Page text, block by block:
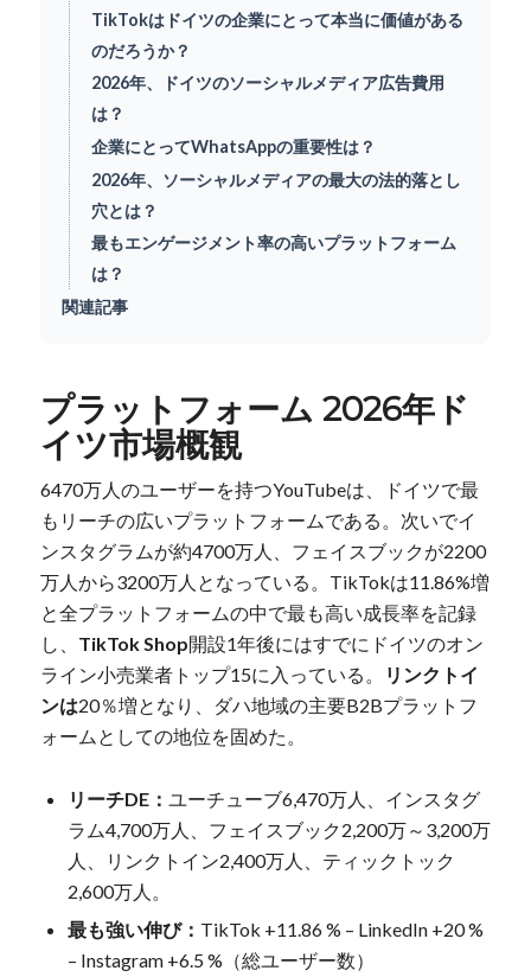
TikTokはドイツの企業にとって本当に価値がある
のだろうか？
2026年、ドイツのソーシャルメディア広告費用
は？
企業にとってWhatsAppの重要性は？
2026年、ソーシャルメディアの最大の法的落とし
穴とは？
最もエンゲージメント率の高いプラットフォーム
は？
関連記事
プラットフォーム 2026年ド
イツ市場概観
6470万人のユーザーを持つYouTubeは、ドイツで最
もリーチの広いプラットフォームである。次いでイ
ンスタグラムが約4700万人、フェイスブックが2200
万人から3200万人となっている。TikTokは11.86%増
と全プラットフォームの中で最も高い成長率を記録
し、 TikTok Shop開設1年後にはすでにドイツのオン
ライン小売業者トップ15に入っている。
リンクトイ
ンは20％増となり、ダハ地域の主要B2Bプラットフ
ォームとしての地位を固めた。
リーチDE： ユーチューブ6,470万人、インスタグ
ラム4,700万人、フェイスブック2,200万～3,200万
人、リンクトイン2,400万人、ティックトック
2,600万人。
最も強い伸び： TikTok +11.86 % – LinkedIn +20 %
– Instagram +6.5 %（総ユーザー数）